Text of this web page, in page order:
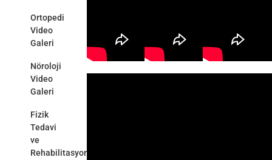
Ortopedi
Video
Galeri
Nöroloji
Video
Galeri
Fizik
Tedavi
ve
Rehabilitasyon